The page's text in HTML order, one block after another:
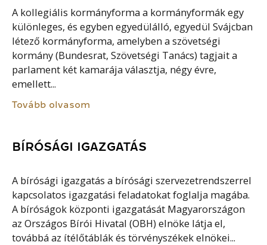
A kollegiális kormányforma a kormányformák egy
különleges, és egyben egyedülálló, egyedül Svájcban
létező kormányforma, amelyben a szövetségi
kormány (Bundesrat, Szövetségi Tanács) tagjait a
parlament két kamarája választja, négy évre,
emellett...
Tovább olvasom
BÍRÓSÁGI IGAZGATÁS
A bírósági igazgatás a bírósági szervezetrendszerrel
kapcsolatos igazgatási feladatokat foglalja magába.
A bíróságok központi igazgatását Magyarországon
az Országos Bírói Hivatal (OBH) elnöke látja el,
továbbá az ítélőtáblák és törvényszékek elnökei...